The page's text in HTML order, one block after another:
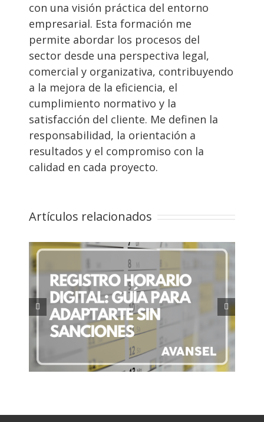
con una visión práctica del entorno
empresarial. Esta formación me
permite abordar los procesos del
sector desde una perspectiva legal,
comercial y organizativa, contribuyendo
a la mejora de la eficiencia, el
cumplimiento normativo y la
satisfacción del cliente. Me definen la
responsabilidad, la orientación a
resultados y el compromiso con la
calidad en cada proyecto.
Artículos relacionados
Retribución flexible: Qué es y
cómo optimiza tu salario